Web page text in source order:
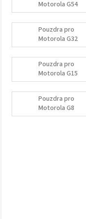
Motorola G54
5G/Power
Edition
Pouzdra pro
Motorola G32
Pouzdra pro
Motorola G15
Pouzdra pro
Motorola G8
Power Lite